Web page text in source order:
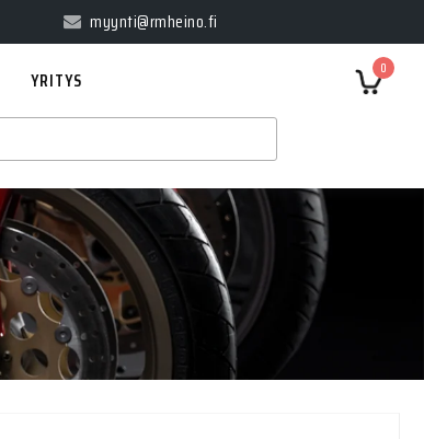
myynti@rmheino.fi
0
YRITYS